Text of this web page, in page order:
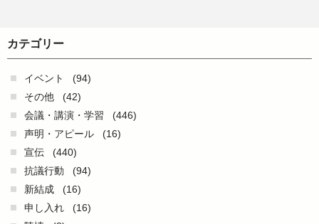
カテゴリー
イベント
(94)
その他
(42)
会議・講演・学習
(446)
声明・アピール
(16)
宣伝
(440)
抗議行動
(94)
新結成
(16)
申し入れ
(16)